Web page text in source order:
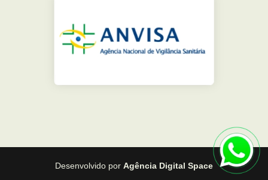
Desenvolvido por Agência Digital Space